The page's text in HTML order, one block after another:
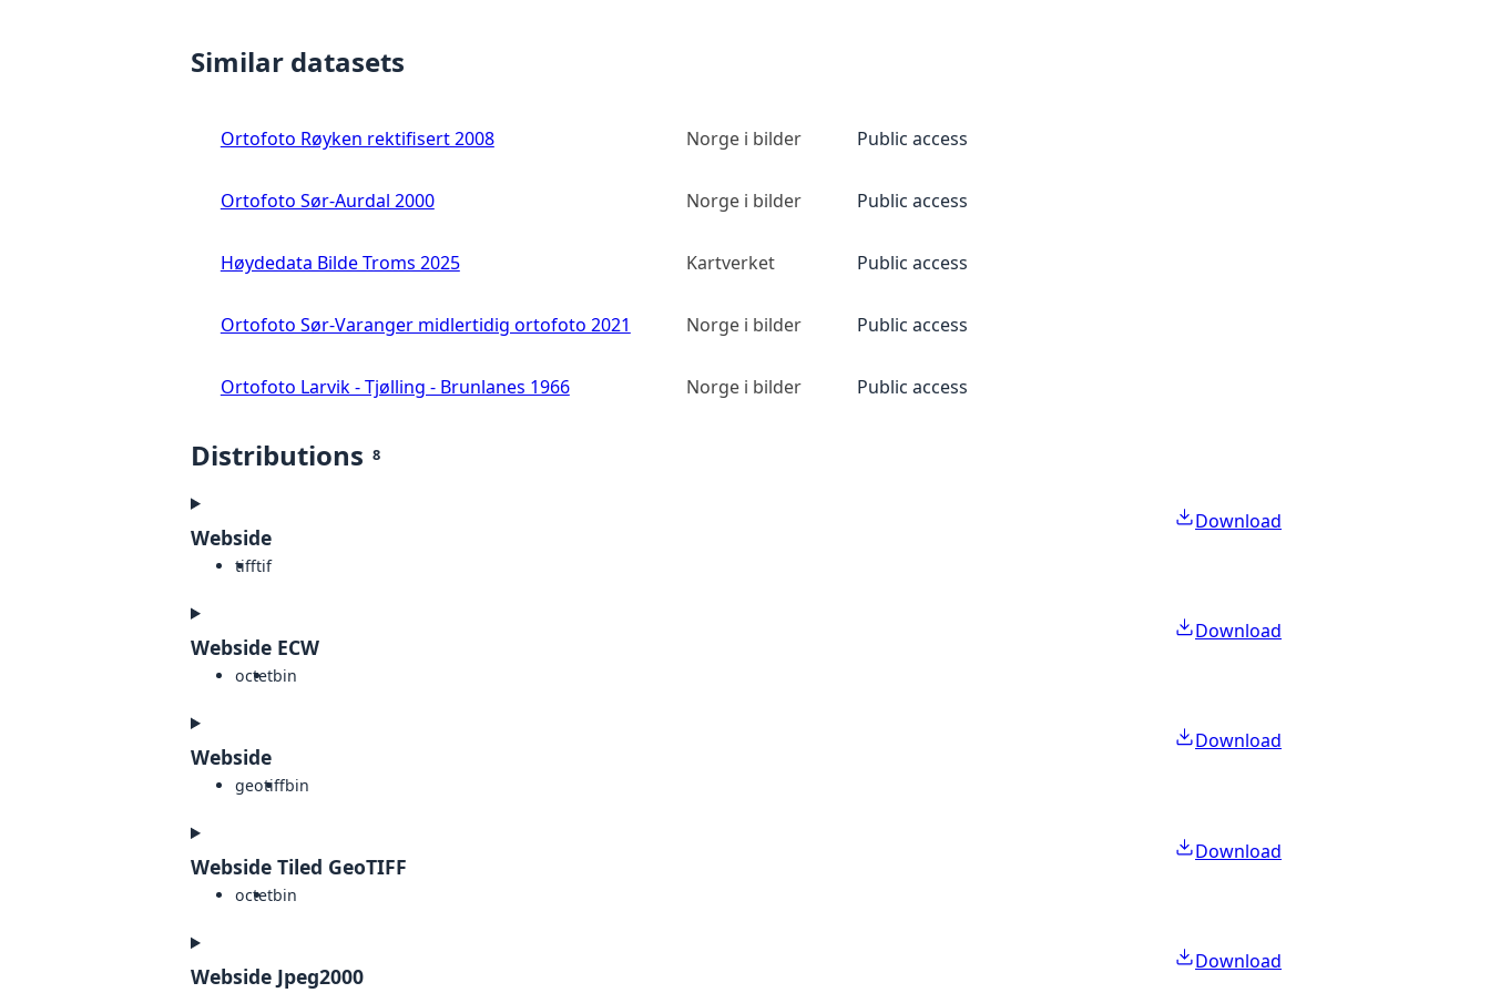
Similar datasets
Ortofoto Røyken rektifisert 2008 Norge i bilder Public access
Ortofoto Sør-Aurdal 2000 Norge i bilder Public access
Høydedata Bilde Troms 2025 Kartverket Public access
Ortofoto Sør-Varanger midlertidig ortofoto 2021 Norge i bilder Public access
Ortofoto Larvik - Tjølling - Brunlanes 1966 Norge i bilder Public access
Distributions 8
Webside
tifftif
Download
Webside ECW
octetbin
Download
Webside
geotiffbin
Download
Webside Tiled GeoTIFF
octetbin
Download
Webside Jpeg2000
Download